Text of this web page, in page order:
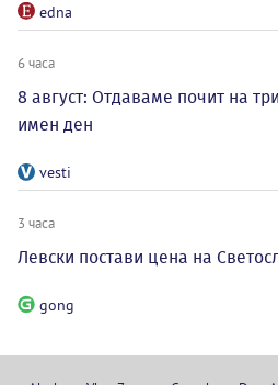
edna
6 часа
8 август: Отдаваме почит на
имен ден
vesti
3 часа
Левски постави цена на
gong